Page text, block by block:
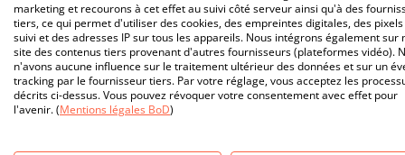
marketing et recourons à cet effet au suivi côté serveur ainsi qu'à des
tiers, ce qui permet d'utiliser des cookies, des empreintes digitales, des
suivi et des adresses IP sur tous les appareils. Nous intégrons également sur
site des contenus tiers provenant d'autres fournisseurs (plateformes vidéo).
n'avons aucune influence sur le traitement ultérieur des données et sur un
tracking par le fournisseur tiers. Par votre réglage, vous acceptez les
décrits ci-dessus. Vous pouvez révoquer votre consentement avec effet pour
l'avenir. (Mentions légales BoD)